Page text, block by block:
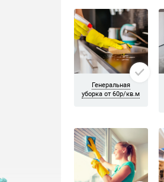
уборку приехала бригада из трёх
другу не мешают, всем довольна!
потом оценили свои возможности
между плитами убрали. И